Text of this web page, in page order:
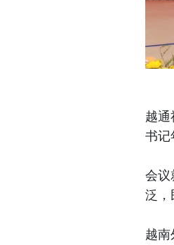
越
书记
会议
泛，
越